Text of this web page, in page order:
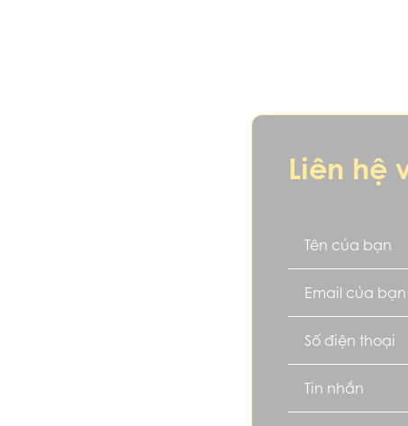
một năng lượng nhất định, tác động trực tiếp đến
tuổi sẽ dễ dàng thu hút may mắn, tạo sự cân bằng và
Liên hệ